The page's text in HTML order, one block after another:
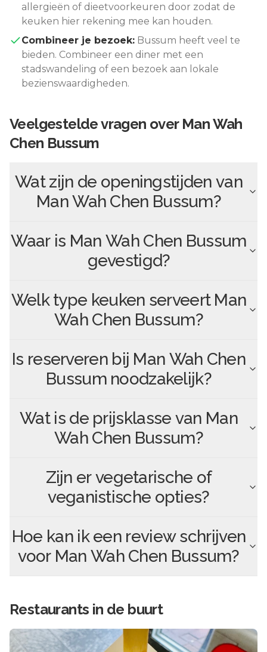
allergieën of dieetvoorkeuren door zodat de
keuken hier rekening mee kan houden.
Combineer je bezoek: Bussum heeft veel te
bieden. Combineer een diner met een
stadswandeling of een bezoek aan lokale
bezienswaardigheden.
Veelgestelde vragen over Man Wah
Chen Bussum
Wat zijn de openingstijden van
Man Wah Chen Bussum?
Waar is Man Wah Chen Bussum
gevestigd?
Welk type keuken serveert Man
Wah Chen Bussum?
Is reserveren bij Man Wah Chen
Bussumnoodzakelijk?
Wat is de prijsklasse van Man
Wah Chen Bussum?
Zijn er vegetarische of
veganistische opties?
Hoe kan ik een review schrijven
voor Man Wah Chen Bussum?
Restaurants in de buurt